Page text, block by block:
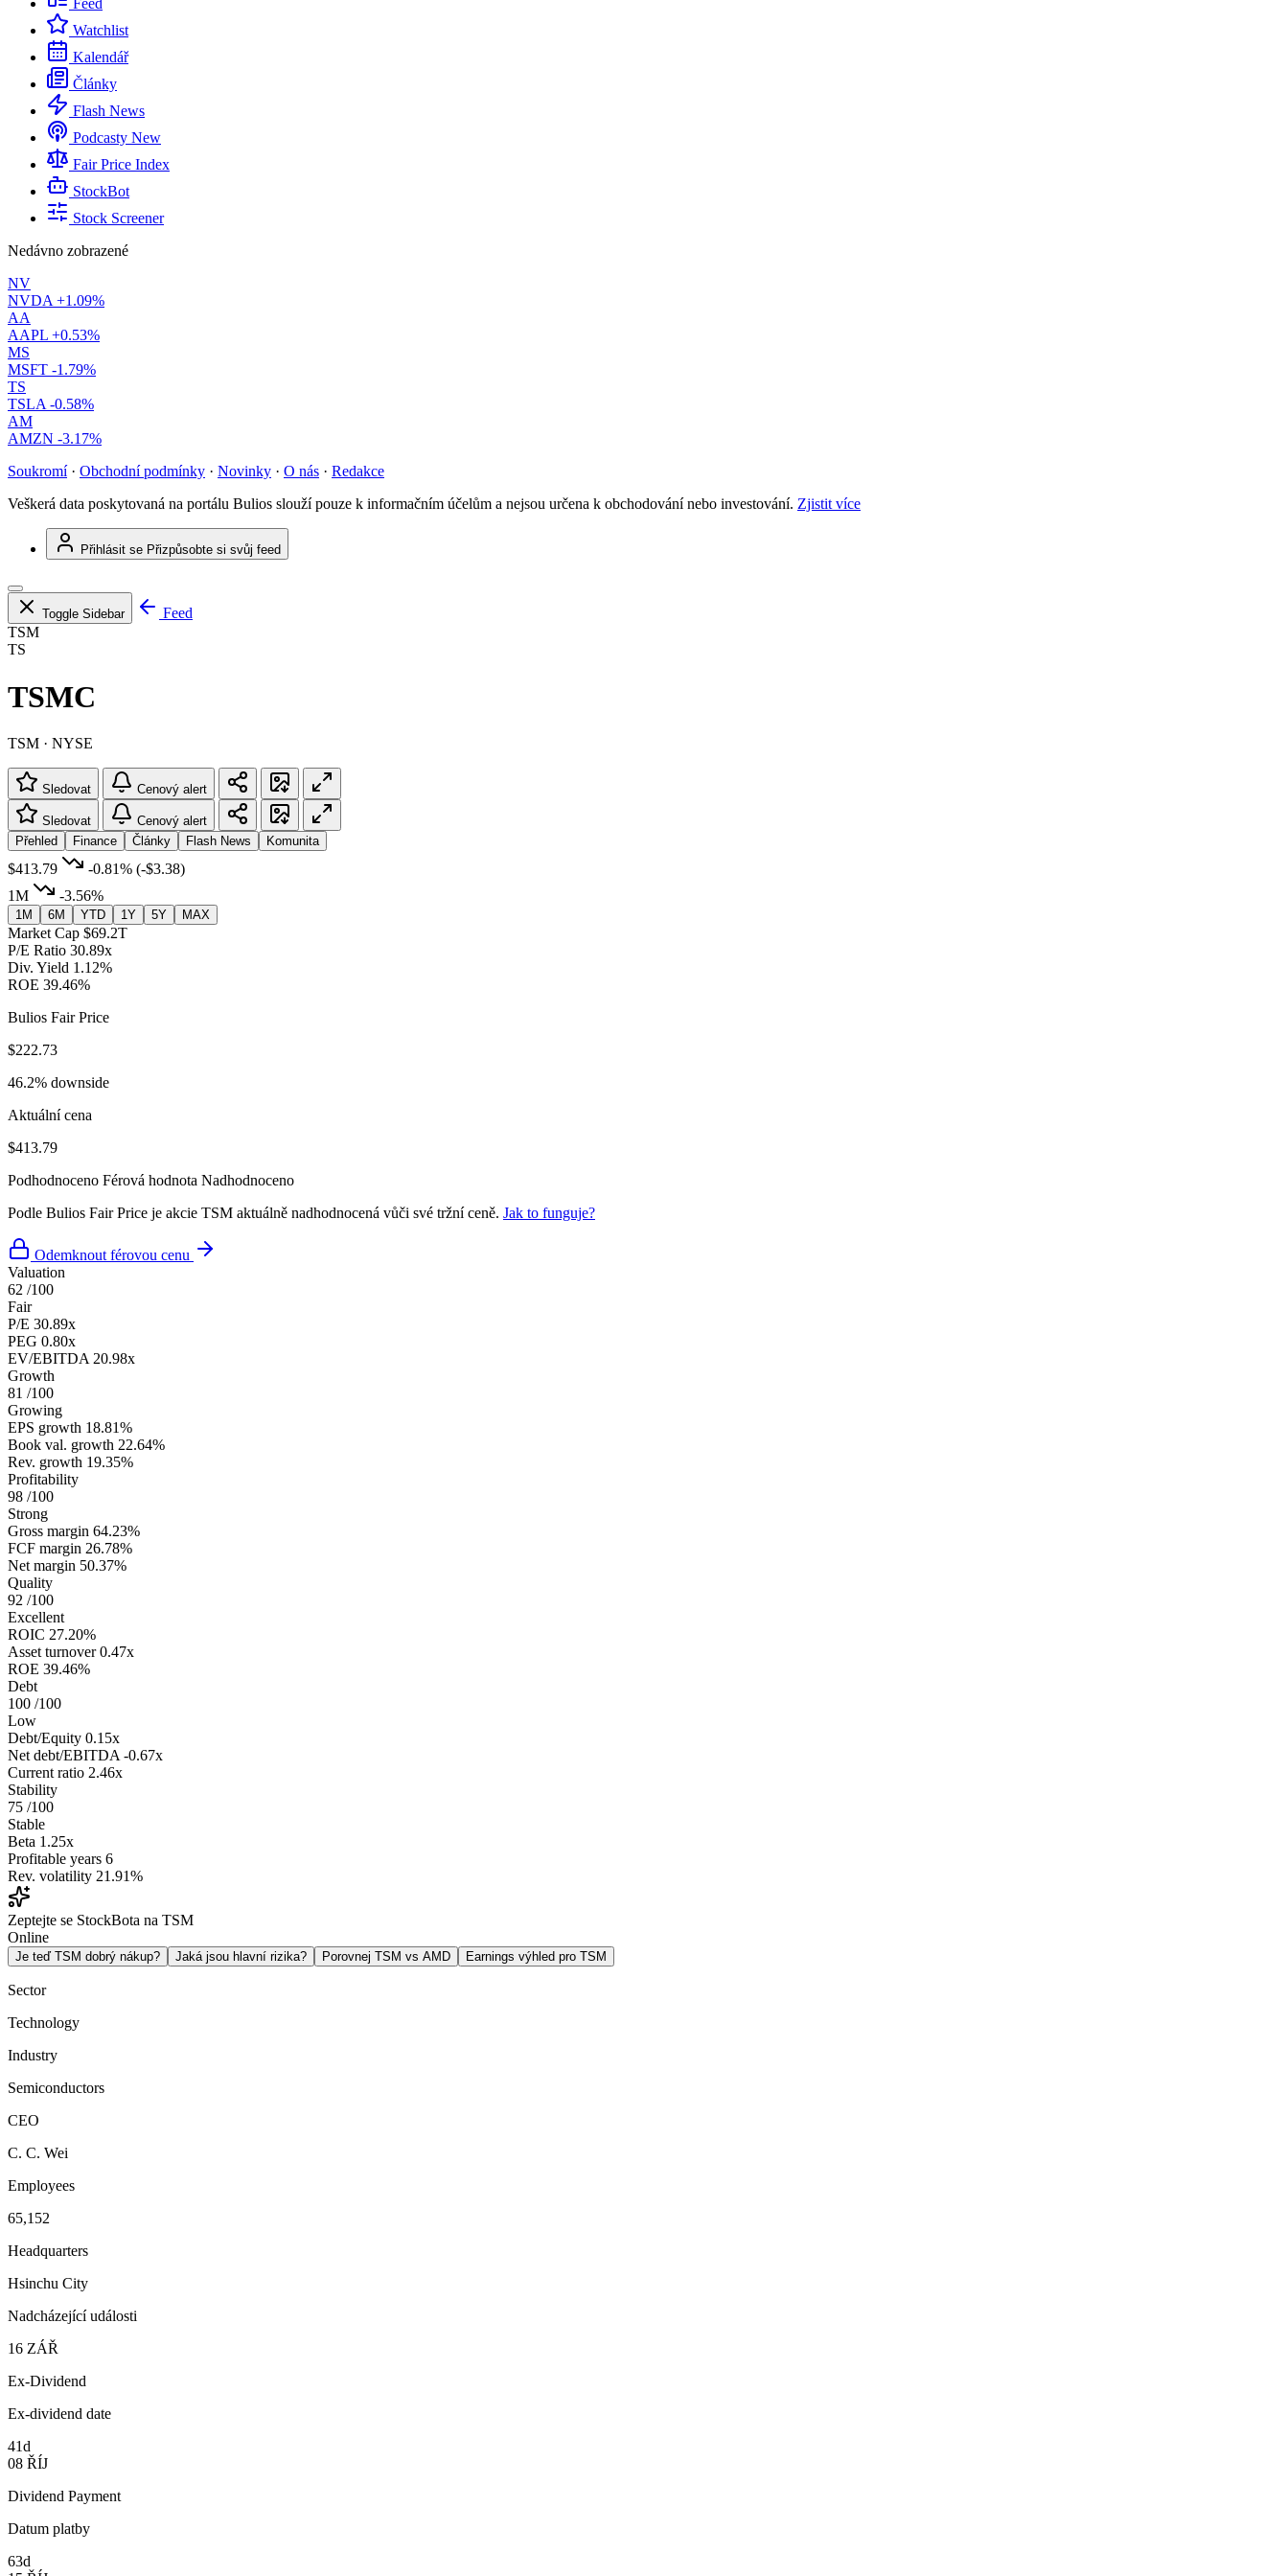
Feed
Watchlist
Kalendář
Články
Flash News
Podcasty New
Fair Price Index
StockBot
Stock Screener
Nedávno zobrazené
NV
NVDA +1.09%
AA
AAPL +0.53%
MS
MSFT -1.79%
TS
TSLA -0.58%
AM
AMZN -3.17%
Soukromí · Obchodní podmínky · Novinky · O nás · Redakce
Veškerá data poskytovaná na portálu Bulios slouží pouze k informačním účelům a nejsou určena k obchodování nebo investování. Zjistit více
Přihlásit se Přizpůsobte si svůj feed
Toggle Sidebar
Feed
TSM
TS
TSMC
TSM · NYSE
Sledovat Cenový alert
Sledovat
Cenový alert
Přehled
Finance Články Flash News Komunita
$413.79 -0.81% (-$3.38)
1M
-3.56%
1M 6M YTD 1Y 5Y MAX
Market Cap $69.2T
P/E Ratio 30.89x
Div. Yield 1.12%
ROE 39.46%
Bulios Fair Price
$222.73
46.2% downside
Aktuální cena
$413.79
Podhodnoceno Férová hodnota Nadhodnoceno
Podle Bulios Fair Price je akcie TSM aktuálně nadhodnocená vůči své tržní ceně. Jak to funguje?
Odemknout férovou cenu
Valuation
62 /100
Fair
P/E 30.89x
PEG 0.80x
EV/EBITDA 20.98x
Growth
81 /100
Growing
EPS growth 18.81%
Book val. growth 22.64%
Rev. growth 19.35%
Profitability
98 /100
Strong
Gross margin 64.23%
FCF margin 26.78%
Net margin 50.37%
Quality
92 /100
Excellent
ROIC 27.20%
Asset turnover 0.47x
ROE 39.46%
Debt
100 /100
Low
Debt/Equity 0.15x
Net debt/EBITDA -0.67x
Current ratio 2.46x
Stability
75 /100
Stable
Beta 1.25x
Profitable years 6
Rev. volatility 21.91%
Zeptejte se StockBota na TSM
Online
Je teď TSM dobrý nákup? Jaká jsou hlavní rizika? Porovnej TSM vs AMD Earnings výhled pro TSM
Sector
Technology
Industry
Semiconductors
CEO
C. C. Wei
Employees
65,152
Headquarters
Hsinchu City
Nadcházející události
16 ZÁŘ
Ex-Dividend
Ex-dividend date
41d
08 ŘÍJ
Dividend Payment
Datum platby
63d